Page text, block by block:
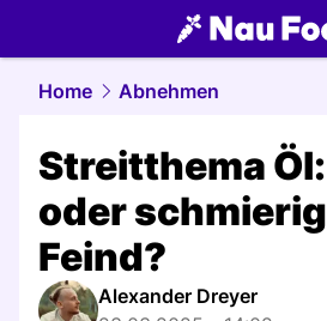
food.NAU.ch
Home Abnehmen
Streitthema
oder
Feind?
Alexander Dreyer